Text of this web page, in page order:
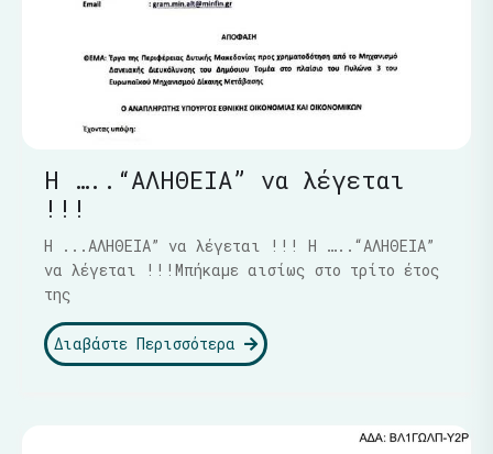
Η …..“ΑΛΗΘΕΙΑ” να λέγεται
!!!
Η ...ΑΛΗΘΕΙΑ” να λέγεται !!! Η …..“ΑΛΗΘΕΙΑ”
να λέγεται !!!Μπήκαμε αισίως στο τρίτο έτος
της
Διαβάστε Περισσότερα